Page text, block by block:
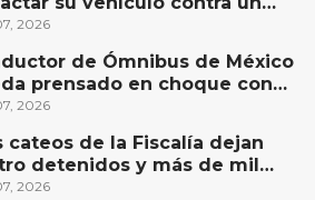
en Huimilpan
2026
de Ómnibus de México
prensado en choque con
en San Juan del Río
2026
cateos de la Fiscalía dejan
detenidos y más de mil
aseguradas en Querétaro
2026